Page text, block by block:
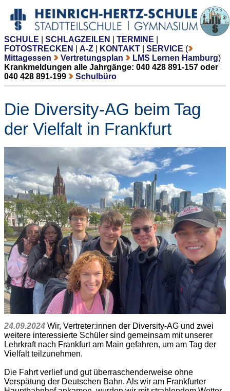
SCHULE SCHLAGZEILEN TERMINE
FOTOSTRECKEN
A-Z KONTAKT SERVICE (
Mittagessen
Vertretungsplan LMS Lernen Hamburg)
Krankmeldungen alle Jahrgänge: 040 428 891-157 oder
040 428 891-199
Schulbüro
Die Diversity-AG beim Tag
der Vielfalt in Frankfurt
24.09.2024 Wir, Vertreter:innen der Diversity-AG und zwei
weitere interessierte Schüler sind gemeinsam mit unserer
Lehrkraft nach Frankfurt am Main gefahren, um am Tag der
Vielfalt teilzunehmen.
Die Fahrt verlief und gut überraschenderweise ohne
Verspätung der Deutschen Bahn. Als wir am Frankfurter